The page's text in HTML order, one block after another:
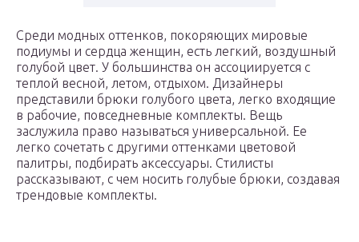
Среди модных оттенков, покоряющих мировые
подиумы и сердца женщин, есть легкий, воздушный
голубой цвет. У большинства он ассоциируется с
теплой весной, летом, отдыхом. Дизайнеры
представили брюки голубого цвета, легко входящие
в рабочие, повседневные комплекты. Вещь
заслужила право называться универсальной. Ее
легко сочетать с другими оттенками цветовой
палитры, подбирать аксессуары. Стилисты
рассказывают, с чем носить голубые брюки, создавая
трендовые комплекты.